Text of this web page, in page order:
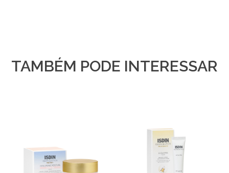
TAMBÉM PODE INTERESSAR